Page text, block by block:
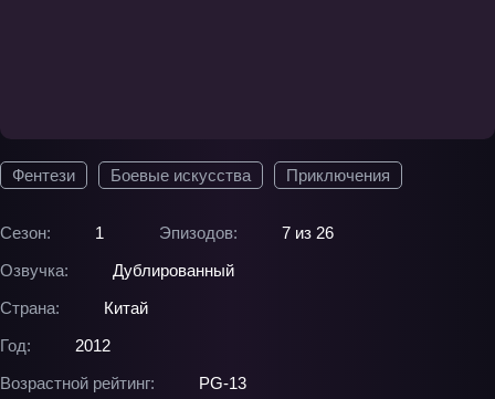
Фентези Боевые искусства Приключения
Сезон: 1 Эпизодов:
7 из 26
Озвучка:
Дублированный
Страна:
Китай
Год:
2012
Возрастной рейтинг:
PG-13